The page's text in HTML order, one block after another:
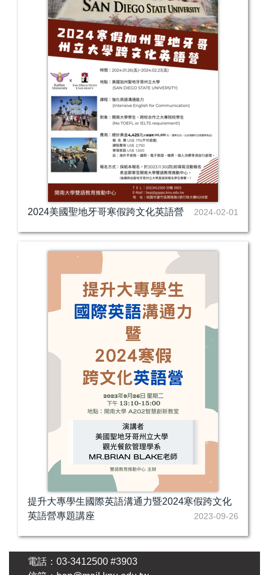
2024美國聖地牙哥寒假跨文化英語營 2024-02-01
提升大專學生國際英語溝通力暨2024寒假跨文化
英語營專題講座
2023-09-26
電話：03-3412500 #3903